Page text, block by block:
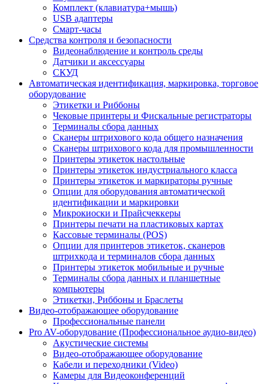
Комплект (клавиатура+мышь)
USB адаптеры
Смарт-часы
Средства контроля и безопасности
Видеонаблюдение и контроль среды
Датчики и аксессуары
СКУД
Автоматическая идентификация, маркировка, торговое
оборудование
Этикетки и Риббоны
Чековые принтеры и Фискальные регистраторы
Терминалы сбора данных
Сканеры штрихового кода общего назначения
Сканеры штрихового кода для промышленности
Принтеры этикеток настольные
Принтеры этикеток индустриального класса
Принтеры этикеток и маркираторы ручные
Опции для оборудования автоматической
идентификации и маркировки
Микрокиоски и Прайсчеккеры
Принтеры печати на пластиковых картах
Кассовые терминалы (POS)
Опции для принтеров этикеток, сканеров
штрихкода и терминалов сбора данных
Принтеры этикеток мобильные и ручные
Терминалы сбора данных и планшетные
компьютеры
Этикетки, Риббоны и Браслеты
Видео-отображающее оборудование
Профессиональные панели
Pro AV-оборудование (Профессиональное аудио-видео)
Акустические системы
Видео-отображающее оборудование
Кабели и переходники (Video)
Камеры для Видеоконференций